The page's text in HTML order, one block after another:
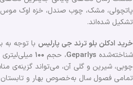
پاتچولی، مشک، چوب صندل، خزه اوک موس،
تشکیل شده‌اند.
خرید ادکلن بلو ترند جی پارلیس با توجه به
شناخته‌شده Geparlys، حجم ۱۰۰
چوبی، شیرین و گلی آن، می‌تواند گزینه‌ی
تمامی فصول ‌سال به‌خصوص بهار و تابستان